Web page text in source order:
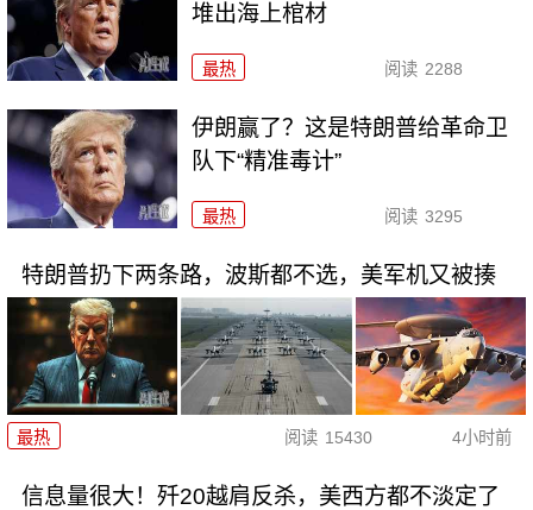
堆出海上棺材
最热 阅读 2288
伊朗赢了？这是特朗普给革命卫
队下“精准毒计”
最热 阅读 3295
特朗普扔下两条路，波斯都不选，美军机又被揍
最热 阅读 15430 4小时前
信息量很大！歼20越肩反杀，美西方都不淡定了